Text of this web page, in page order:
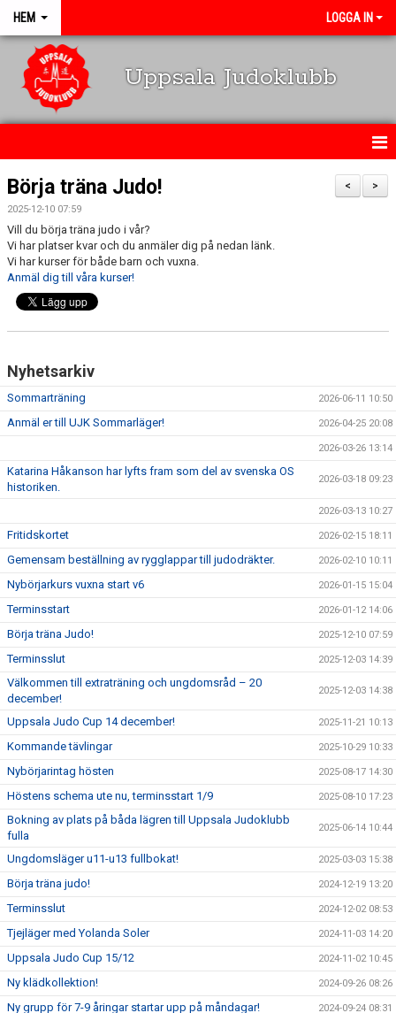
HEM LOGGA IN
Uppsala Judoklubb
HEM
NYHETER
SCHEMA
KALENDARIUM
OM KLUBBEN
MEDLEMSINFO
>
<
Börja träna Judo!
2025-12-10 07:59
Vill du börja träna judo i vår?
Vi har platser kvar och du anmäler dig på nedan länk.
Vi har kurser för både barn och vuxna.
Anmäl dig till våra kurser!
Nyhetsarkiv
Sommarträning 2026-06-11 10:50
Anmäl er till UJK Sommarläger! 2026-04-25 20:08
2026-03-26 13:14
Katarina Håkanson har lyfts fram som del av svenska OS
historiken.
2026-03-18 09:23
2026-03-13 10:27
Fritidskortet 2026-02-15 18:11
Gemensam beställning av rygglappar till judodräkter. 2026-02-10 10:11
Nybörjarkurs vuxna start v6 2026-01-15 15:04
Terminsstart 2026-01-12 14:06
Börja träna Judo! 2025-12-10 07:59
Terminsslut 2025-12-03 14:39
Välkommen till extraträning och ungdomsråd – 20
december!
2025-12-03 14:38
Uppsala Judo Cup 14 december! 2025-11-21 10:13
Kommande tävlingar 2025-10-29 10:33
Nybörjarintag hösten 2025-08-17 14:30
Höstens schema ute nu, terminsstart 1/9 2025-08-10 17:23
Bokning av plats på båda lägren till Uppsala Judoklubb
fulla
2025-06-14 10:44
Ungdomsläger u11-u13 fullbokat! 2025-03-03 15:38
Börja träna judo! 2024-12-19 13:20
Terminsslut 2024-12-02 08:53
Tjejläger med Yolanda Soler 2024-11-03 14:20
Uppsala Judo Cup 15/12 2024-11-02 10:45
Ny klädkollektion! 2024-09-26 08:26
Ny grupp för 7-9 åringar startar upp på måndagar! 2024-09-24 08:31